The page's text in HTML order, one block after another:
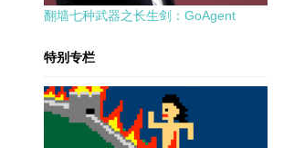
翻墙七种武器之长生剑：GoAgent
特别专栏